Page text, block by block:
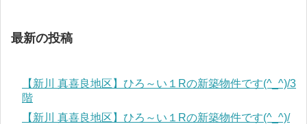
最新の投稿
【新川 真喜良地区】ひろ～い１Rの新築物件です(^_^)/3
階
【新川 真喜良地区】ひろ～い１Rの新築物件です(^_^)/